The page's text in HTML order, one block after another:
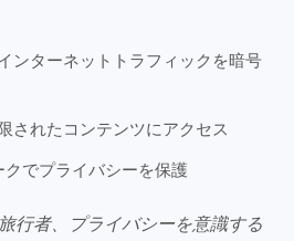
ンターネットトラフィックを暗号
されたコンテンツにアクセス
でプライバシーを保護
行者、プライバシーを意識する